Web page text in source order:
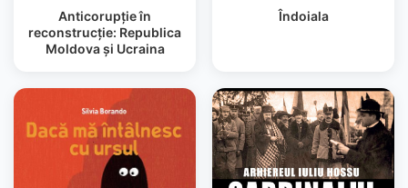
Anticorupţie în
reconstrucţie: Republica
Moldova şi Ucraina
Îndoiala